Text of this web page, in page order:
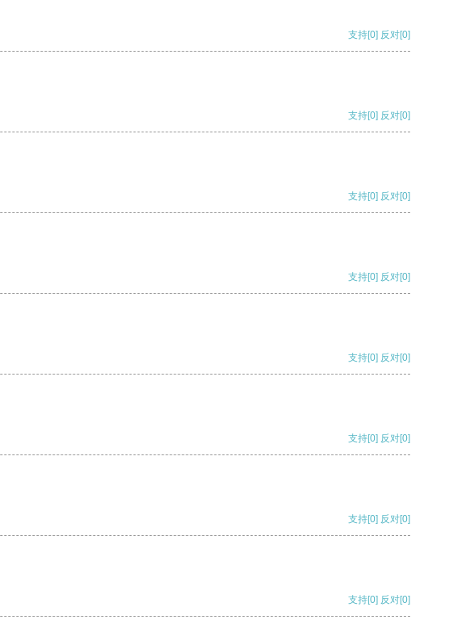
支持[0] 反对[0]
支持[0] 反对[0]
支持[0] 反对[0]
支持[0] 反对[0]
支持[0] 反对[0]
支持[0] 反对[0]
支持[0] 反对[0]
支持[0] 反对[0]